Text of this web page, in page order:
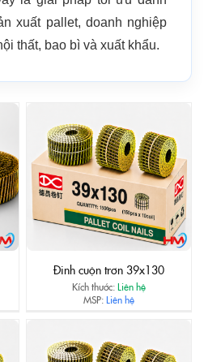
xuất pallet, doanh nghiệp
thất, bao bì và xuất khẩu.
Đinh cuộn trơn 39x130
Kích thước:Liên hệ
MSP:Liên hệ